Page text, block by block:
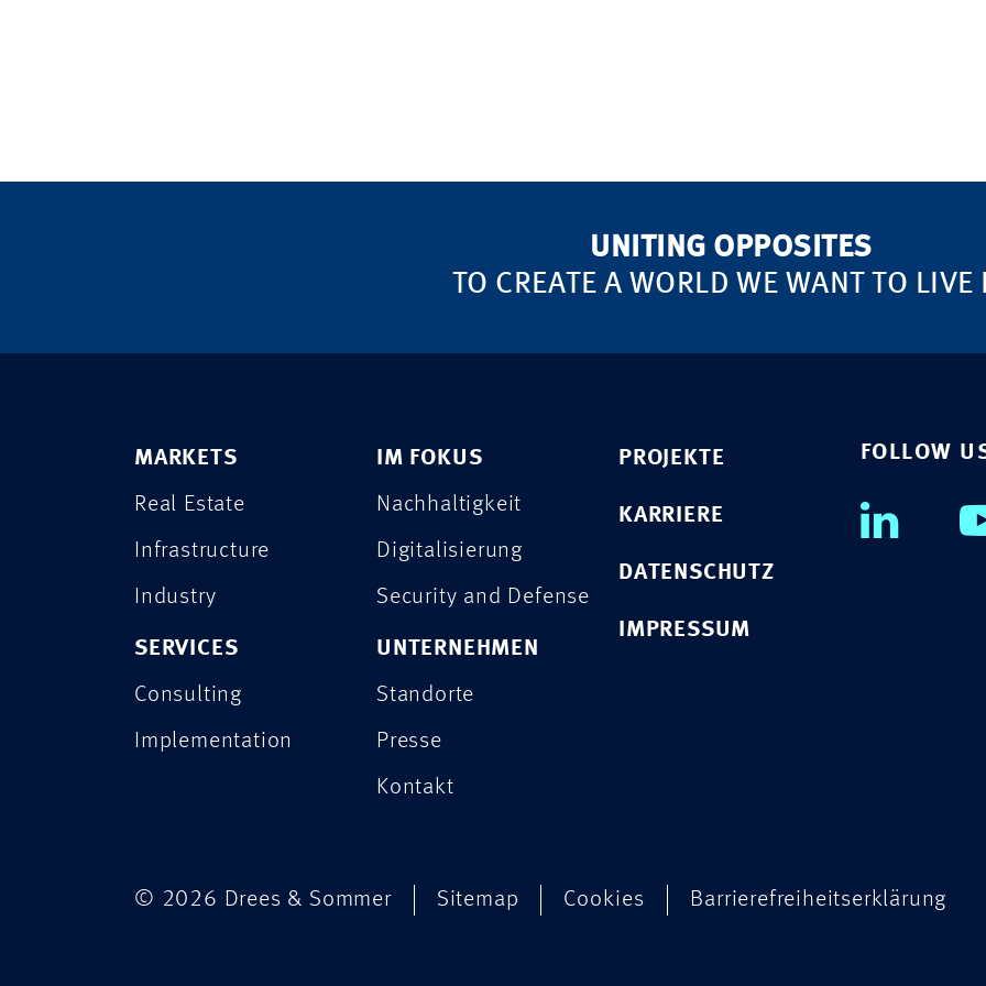
UNITING OPPOSITES
TO CREATE A WORLD WE WANT TO LIVE
MARKETS
Real Estate
Infrastructure
Industry
SERVICES
Consulting
Implementation
IM FOKUS
Nachhaltigkeit
Digitalisierung
Security and Defense
UNTERNEHMEN
Standorte
Presse
Kontakt
PROJEKTE
KARRIERE
DATENSCHUTZ
IMPRESSUM
FOLLOW
© 2026 Drees & Sommer Sitemap Cookies Barrierefreiheitserklärung